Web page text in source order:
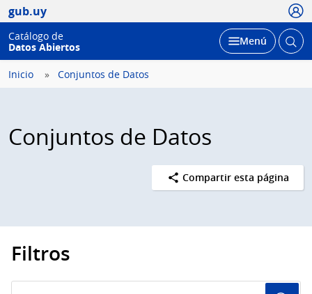
gub.uy
Catálogo de
Datos Abiertos
Desplegar
Menú Abrir
Inicio Conjuntos de Datos
Conjuntos de Datos
Compartir esta página
Filtros